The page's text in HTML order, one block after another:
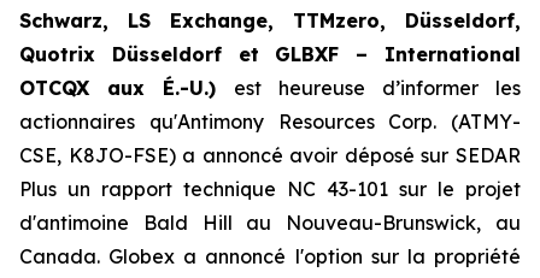
Schwarz, LS Exchange, TTMzero, Düsseldorf,
Quotrix Düsseldorfet GLBXF – International
OTCQX aux É.-U.) est heureuse d’informer les
actionnaires qu'Antimony Resources Corp. (ATMY-
CSE, K8JO-FSE) a annoncé avoir déposé sur SEDAR
Plus un rapport technique NC 43-101 sur le projet
d'antimoine Bald Hill au Nouveau-Brunswick, au
Canada. Globex a annoncé l'option sur la propriété